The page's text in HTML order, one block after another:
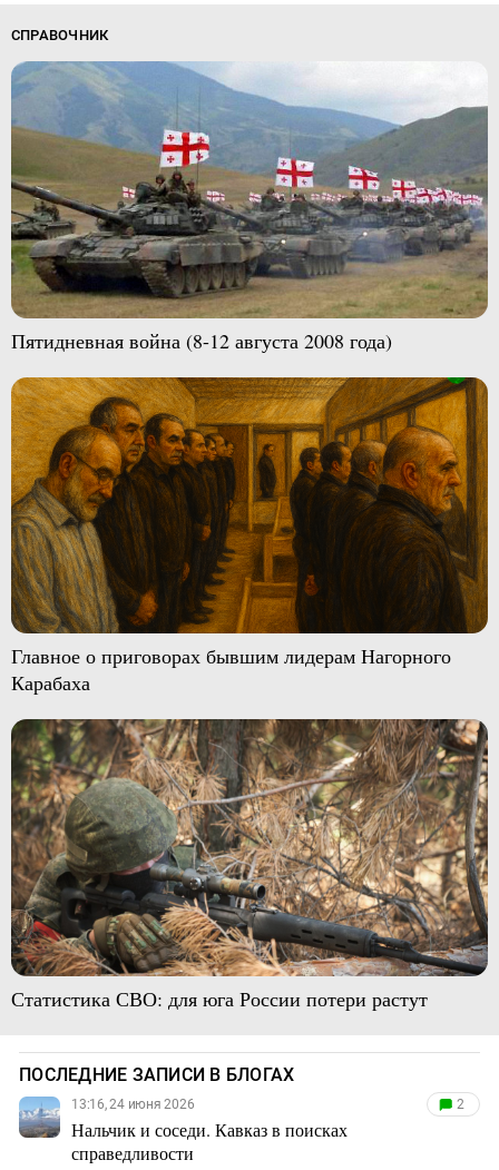
СПРАВОЧНИК
Пятидневная война (8-12 августа 2008 года)
Главное о приговорах бывшим лидерам Нагорного
Карабаха
Статистика СВО: для юга России потери растут
ПОСЛЕДНИЕ ЗАПИСИ В БЛОГАХ
13:16, 24 июня 2026
Нальчик и соседи. Кавказ в поисках
справедливости
2